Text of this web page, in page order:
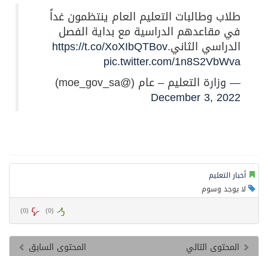
طلاب وطالبات التعليم العام ينتظمون غداً
في مقاعدهم الدراسية مع بداية الفصل
الدراسي الثاني.https://t.co/XoXIbQTBov
pic.twitter.com/1n8S2VbWva
— وزارة التعليم – عام (@moe_gov_sa)
December 3, 2022
أخبار التعليم
لا يوجد وسوم
(
0
) (
0
)
المحتوى السابق المحتوى التالي